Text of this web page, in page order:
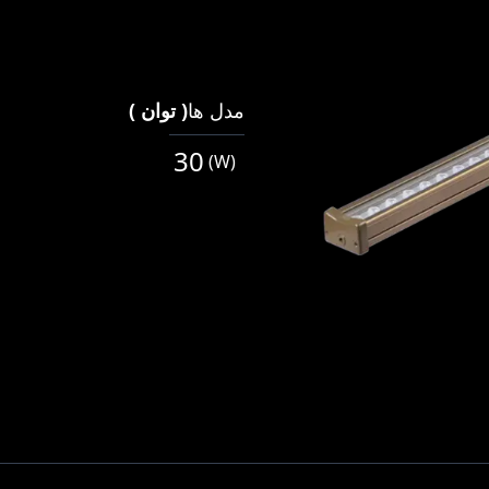
مدل ها(توان )
30 (W)